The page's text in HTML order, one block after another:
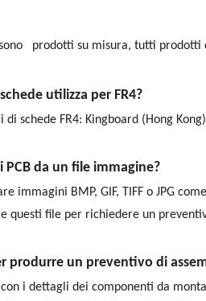
prodotti su misura, tutti prodotti
utilizza per FR4?
schede FR4: Kingboard (Hong
PCB da un file immagine?
immagini BMP, GIF, TIFF o JPG
questi file per richiedere un
produrre un preventivo di
i dettagli dei componenti da